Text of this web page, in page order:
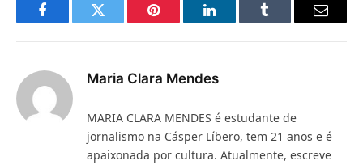
FacebookTwitter Pinterest LinkedInTumblr
E-
Maria Clara Mendes
MARIA CLARA MENDES é estudante de
jornalismo na Cásper Líbero, tem 21 anos e é
apaixonada por cultura. Atualmente, escreve